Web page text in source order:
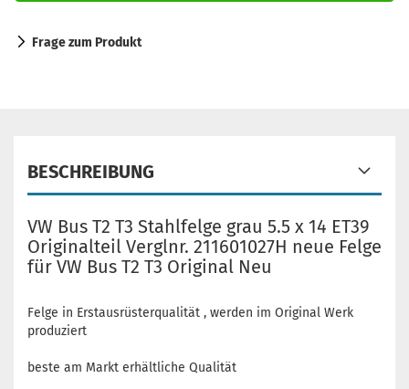
Frage zum Produkt
BESCHREIBUNG
VW Bus T2 T3 Stahlfelge grau 5.5 x 14 ET39
Originalteil Verglnr. 211601027H neue Felge
für VW Bus T2 T3 Original Neu
Felge in Erstausrüsterqualität , werden im Original Werk
produziert
beste am Markt erhältliche Qualität